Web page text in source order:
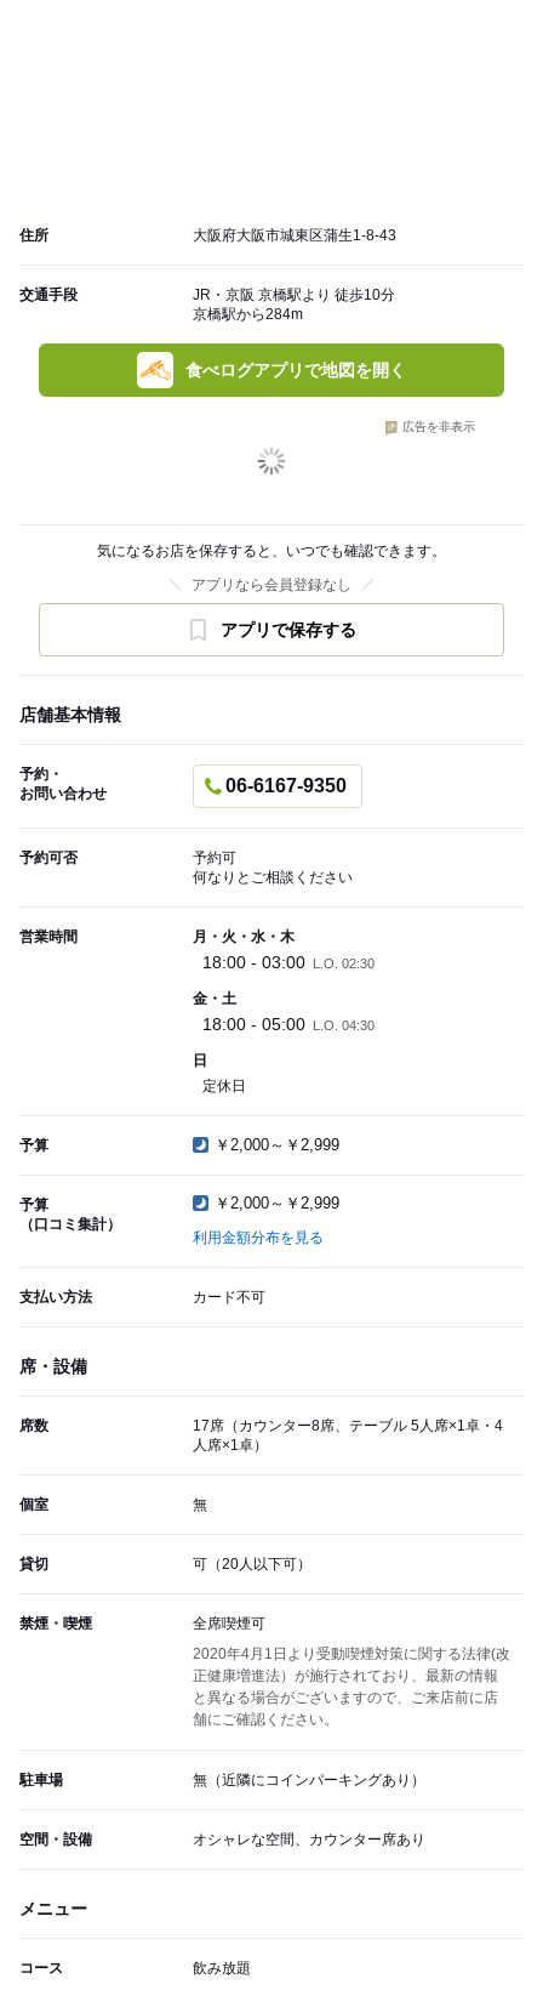
住所 大阪府大阪市城東区蒲生1-8-43
交通手段
JR・京阪 京橋駅より 徒歩10分
京橋駅から284m
食べログアプリで地図を開く
広告を非表示
気になるお店を保存すると、いつでも確認できます。
アプリなら会員登録なし
アプリで保存する
店舗基本情報
予約・
お問い合わせ
06-6167-9350
予約可否
予約可
何なりとご相談ください
営業時間 月・火・水・木
18:00 - 03:00 L.O. 02:30
金・土
18:00 - 05:00 L.O. 04:30
日
定休日
予算 ￥2,000～￥2,999
予算
（口コミ集計）
￥2,000～￥2,999
利用金額分布を見る
支払い方法 カード不可
席・設備
席数
17席（カウンター8席、テーブル 5人席×1卓・4
人席×1卓）
個室 無
貸切 可（20人以下可）
禁煙・喫煙
全席喫煙可
2020年4月1日より受動喫煙対策に関する法律(改
正健康増進法）が施行されており、最新の情報
と異なる場合がございますので、ご来店前に店
舗にご確認ください。
駐車場 無（近隣にコインパーキングあり）
空間・設備 オシャレな空間、カウンター席あり
メニュー
コース 飲み放題